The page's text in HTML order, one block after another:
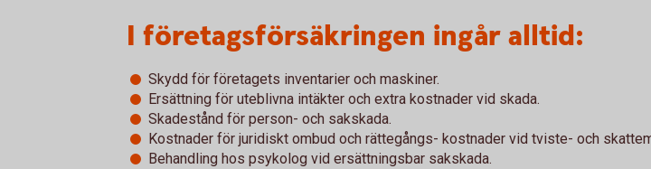
I företagsförsäkringen ingår alltid:
Skydd för företagets inventarier och maskiner.
Ersättning för uteblivna intäkter och extra kostnader vid skada.
Skadestånd för person- och sakskada.
Kostnader för juridiskt ombud och rättegångs- kostnader vid tviste- och
Behandling hos psykolog vid ersättningsbar sakskada.